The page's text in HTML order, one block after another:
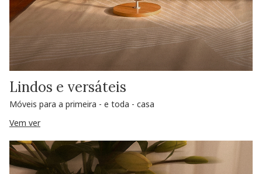
Lindos e versáteis
Móveis para a primeira - e toda - casa
Vem ver